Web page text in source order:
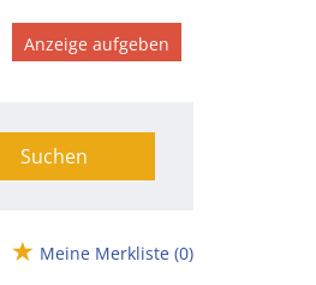
Anzeige aufgeben
Suchen
Meine Merkliste (0)